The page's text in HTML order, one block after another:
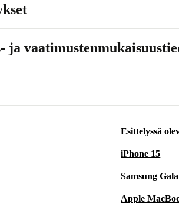
ja
Esittelyssä
iPhone 15
Samsung
Apple